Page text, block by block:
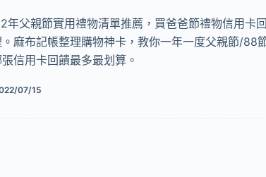
年父親節實用禮物清單推薦，買爸爸節禮物信用卡
麻布記帳整理購物神卡，教你一年一度父親節/88
信用卡回饋最多最划算。
07/15